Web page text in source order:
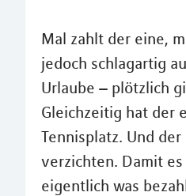
Mal zahlt der eine,
jedoch schlagartig
Urlaube – plötzlich
Gleichzeitig hat der
Tennisplatz. Und
verzichten. Damit
eigentlich was